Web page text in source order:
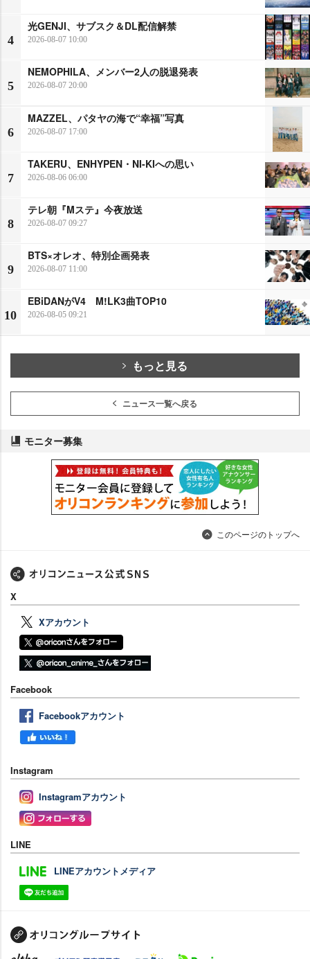
4
光GENJI、サブスク＆DL配信解禁
2026-08-07 10:00
5
NEMOPHILA、メンバー2人の脱退発表
2026-08-07 20:00
6
MAZZEL、パタヤの海で“幸福”写真
2026-08-07 17:00
7
TAKERU、ENHYPEN・NI-KIへの思い
2026-08-06 06:00
8
テレ朝『Mステ』今夜放送
2026-08-07 09:27
9
BTS×オレオ、特別企画発表
2026-08-07 11:00
10
EBiDANがV4 M!LK3曲TOP10
2026-08-05 09:21
もっと見る
ニュース一覧へ戻る
モニター募集
このページのトップへ
X
Xアカウント
Facebook
Facebookアカウント
Instagram
Instagramアカウント
LINE
LINEアカウントメディア